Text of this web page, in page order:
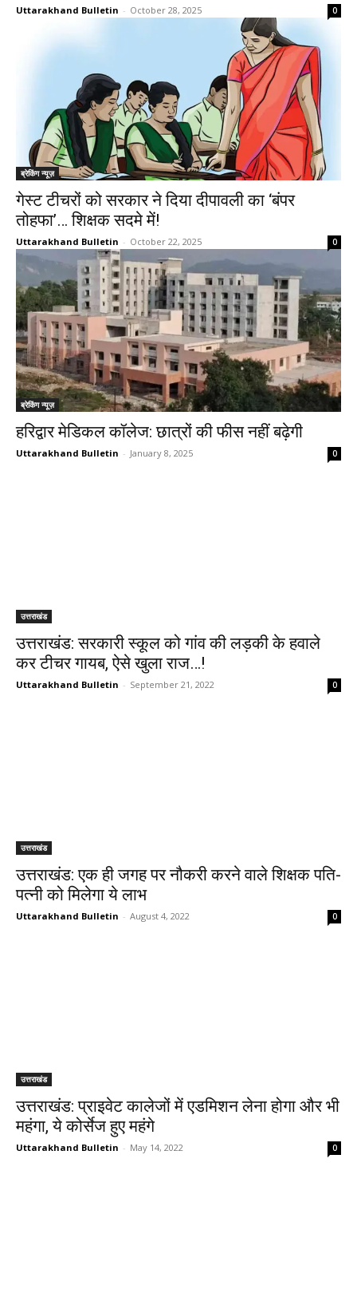
Uttarakhand Bulletin - October 28, 2025 0
ब्रेकिंग न्यूज़
गेस्ट टीचरों को सरकार ने दिया दीपावली का ‘बंपर
तोहफा’… शिक्षक सदमे में!
Uttarakhand Bulletin - October 22, 2025 0
ब्रेकिंग न्यूज़
हरिद्वार मेडिकल कॉलेज: छात्रों की फीस नहीं बढ़ेगी
Uttarakhand Bulletin - January 8, 2025 0
उत्तराखंड
उत्तराखंड: सरकारी स्कूल को गांव की लड़की के हवाले
कर टीचर गायब, ऐसे खुला राज…!
Uttarakhand Bulletin - September 21, 2022 0
उत्तराखंड
उत्तराखंड: एक ही जगह पर नौकरी करने वाले शिक्षक पति-
पत्नी को मिलेगा ये लाभ
Uttarakhand Bulletin - August 4, 2022 0
उत्तराखंड
उत्तराखंड: प्राइवेट कालेजों में एडमिशन लेना होगा और भी
महंगा, ये कोर्सेज हुए महंगे
Uttarakhand Bulletin - May 14, 2022 0